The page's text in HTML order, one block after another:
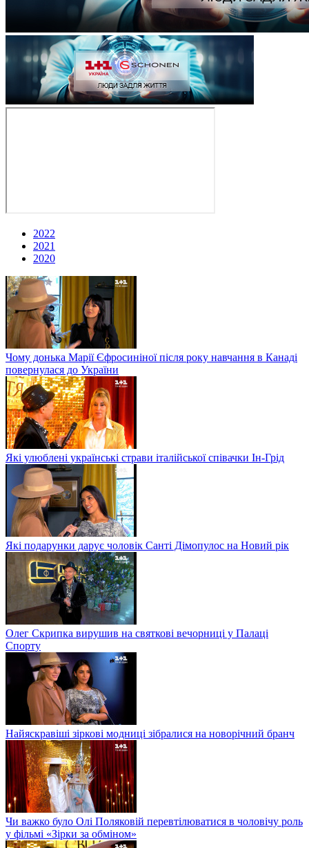
2022
2021
2020
Чому донька Марії Єфросиніної після року навчання в Канаді
повернулася до України
Які улюблені українські страви італійської співачки Ін-Грід
Які подарунки дарує чоловік Санті Дімопулос на Новий рік
Олег Скрипка вирушив на святкові вечорниці у Палаці
Спорту
Найяскравіші зіркові модниці зібралися на новорічний бранч
Чи важко було Олі Поляковій перевтілюватися в чоловічу роль
у фільмі «Зірки за обміном»